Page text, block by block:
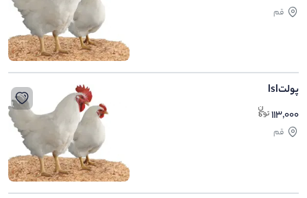
قم
پولتlsl
113,000
قم